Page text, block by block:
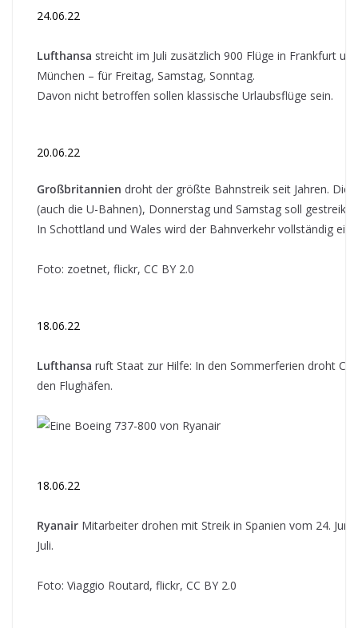
24.06.22
Lufthansa streicht im Juli zusätzlich 900 Flüge in Frankfurt und
München – für Freitag, Samstag, Sonntag.
Davon nicht betroffen sollen klassische Urlaubsflüge sein.
20.06.22
Großbritannien droht der größte Bahnstreik seit Jahren.
(auch die U-Bahnen), Donnerstag und Samstag soll gestreikt
In Schottland und Wales wird der Bahnverkehr vollständig
Foto: zoetnet, flickr, CC BY 2.0
18.06.22
Lufthansa ruft Staat zur Hilfe: In den Sommerferien droht
den Flughäfen.
18.06.22
Ryanair Mitarbeiter drohen mit Streik in Spanien vom 24. Juni
Juli.
Foto: Viaggio Routard, flickr, CC BY 2.0